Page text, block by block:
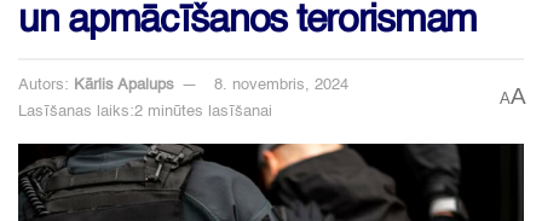
un apmācīšanos terorismam
Autors: Kārlis Apalups
8. novembris, 2024
Lasīšanas laiks:2 minūtes lasīšanai
AA